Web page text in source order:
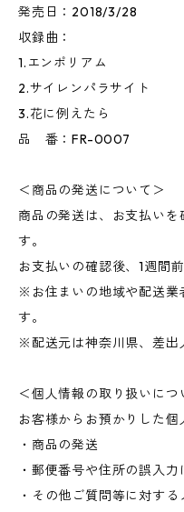
発売日：2018/3/28
収録曲：
1.エンポリアム
2.サイレンパラサイト
3.花に例えたら
品 番：FR-0007
＜商品の発送について＞
商品の発送は、お支払い
す。
お支払いの確認後、1週間
※お住まいの地域や配送業
す。
※配送元は神奈川県、差出
＜個人情報の取り扱いにつ
お客様からお預かりした個
・商品の発送
・郵便番号や住所の誤入
・その他ご質問等に対す